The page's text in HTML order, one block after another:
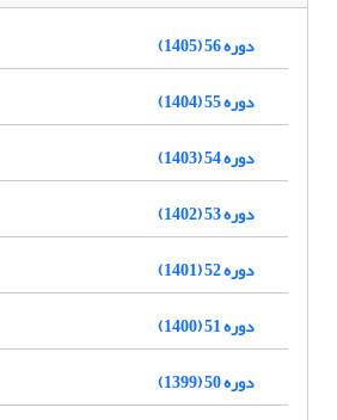
دوره 56 (1405)
دوره 55 (1404)
دوره 54 (1403)
دوره 53 (1402)
دوره 52 (1401)
دوره 51 (1400)
دوره 50 (1399)